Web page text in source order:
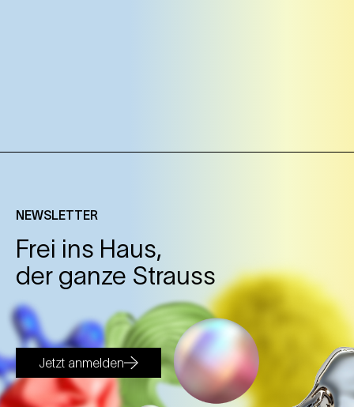
NEWSLETTER
Frei ins Haus,
der ganze Strauss
Jetzt anmelden